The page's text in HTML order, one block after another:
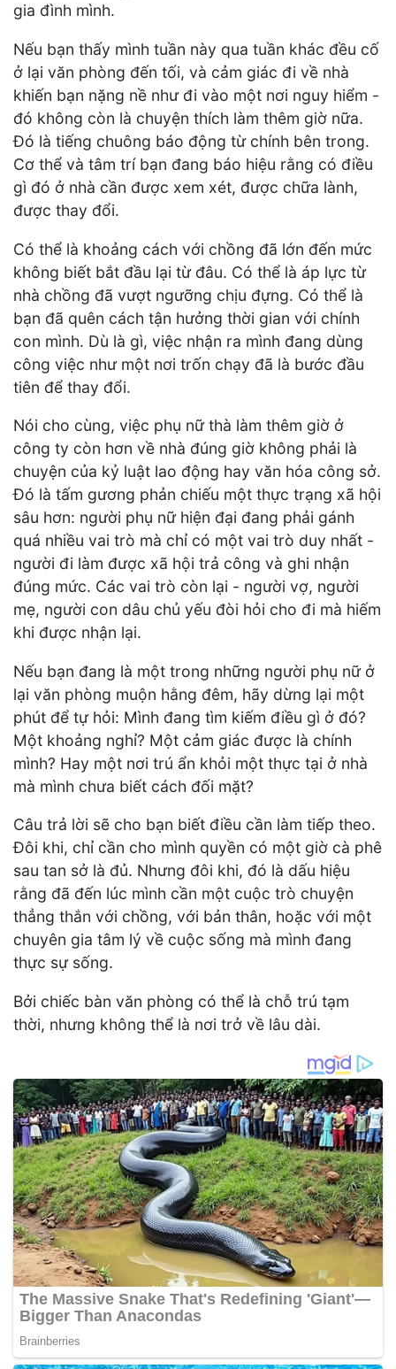
gia đình mình.
Nếu bạn thấy mình tuần này qua tuần khác đều cố
ở lại văn phòng đến tối, và cảm giác đi về nhà
khiến bạn nặng nề như đi vào một nơi nguy hiểm -
đó không còn là chuyện thích làm thêm giờ nữa.
Đó là tiếng chuông báo động từ chính bên trong.
Cơ thể và tâm trí bạn đang báo hiệu rằng có điều
gì đó ở nhà cần được xem xét, được chữa lành,
được thay đổi.
Có thể là khoảng cách với chồng đã lớn đến mức
không biết bắt đầu lại từ đâu. Có thể là áp lực từ
nhà chồng đã vượt ngưỡng chịu đựng. Có thể là
bạn đã quên cách tận hưởng thời gian với chính
con mình. Dù là gì, việc nhận ra mình đang dùng
công việc như một nơi trốn chạy đã là bước đầu
tiên để thay đổi.
Nói cho cùng, việc phụ nữ thà làm thêm giờ ở
công ty còn hơn về nhà đúng giờ không phải là
chuyện của kỷ luật lao động hay văn hóa công sở.
Đó là tấm gương phản chiếu một thực trạng xã hội
sâu hơn: người phụ nữ hiện đại đang phải gánh
quá nhiều vai trò mà chỉ có một vai trò duy nhất -
người đi làm được xã hội trả công và ghi nhận
đúng mức. Các vai trò còn lại - người vợ, người
mẹ, người con dâu chủ yếu đòi hỏi cho đi mà hiếm
khi được nhận lại.
Nếu bạn đang là một trong những người phụ nữ ở
lại văn phòng muộn hằng đêm, hãy dừng lại một
phút để tự hỏi: Mình đang tìm kiếm điều gì ở đó?
Một khoảng nghỉ? Một cảm giác được là chính
mình? Hay một nơi trú ẩn khỏi một thực tại ở nhà
mà mình chưa biết cách đối mặt?
Câu trả lời sẽ cho bạn biết điều cần làm tiếp theo.
Đôi khi, chỉ cần cho mình quyền có một giờ cà phê
sau tan sở là đủ. Nhưng đôi khi, đó là dấu hiệu
rằng đã đến lúc mình cần một cuộc trò chuyện
thẳng thắn với chồng, với bản thân, hoặc với một
chuyên gia tâm lý về cuộc sống mà mình đang
thực sự sống.
Bởi chiếc bàn văn phòng có thể là chỗ trú tạm
thời, nhưng không thể là nơi trở về lâu dài.